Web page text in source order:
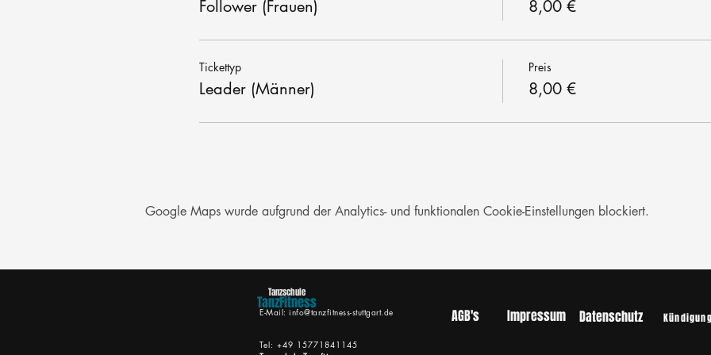
Follower (Frauen) 8,00 €
Tickettyp
Leader (Männer)
Preis
8,00 €
Google Maps wurde aufgrund der Analytics- und funktionalen Cookie-Einstellungen blockiert.
E-Mail: info@tanzfitness-stuttgart.de
Tanzschule
TanzFitness
AGB's Impressum Datenschutz Kündigung
Tel: +49 15771841145